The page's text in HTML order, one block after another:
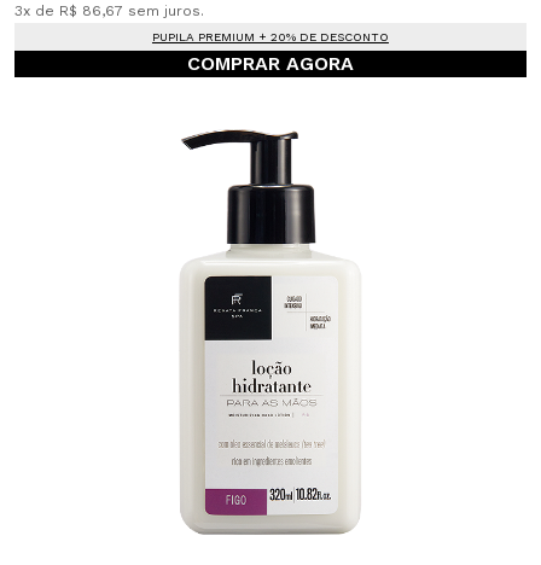
3x de R$ 86,67 sem juros.
PUPILA PREMIUM + 20% DE DESCONTO
COMPRAR AGORA